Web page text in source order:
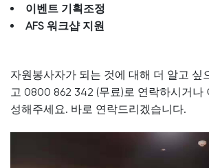
이벤트 기획조정
AFS 워크샵 지원
자원봉사자가 되는 것에 대해 더 알고 싶
고 0800 862 342 (무료)로 연락하시거나
성해주세요. 바로 연락드리겠습니다.